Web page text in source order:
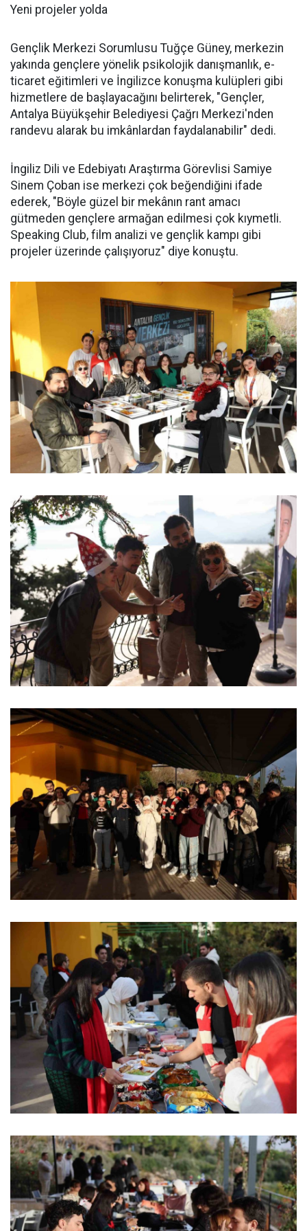
Yeni projeler yolda
Gençlik Merkezi Sorumlusu Tuğçe Güney, merkezin
yakında gençlere yönelik psikolojik danışmanlık, e-
ticaret eğitimleri ve İngilizce konuşma kulüpleri gibi
hizmetlere de başlayacağını belirterek, "Gençler,
Antalya Büyükşehir Belediyesi Çağrı Merkezi'nden
randevu alarak bu imkânlardan faydalanabilir" dedi.
İngiliz Dili ve Edebiyatı Araştırma Görevlisi Samiye
Sinem Çoban ise merkezi çok beğendiğini ifade
ederek, "Böyle güzel bir mekânın rant amacı
gütmeden gençlere armağan edilmesi çok kıymetli.
Speaking Club, film analizi ve gençlik kampı gibi
projeler üzerinde çalışıyoruz" diye konuştu.